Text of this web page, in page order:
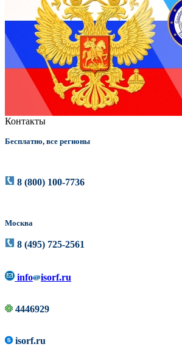
Контакты
Бесплатно, все регионы
8 (800) 100-7736
Москва
8 (495) 725-2561
info isorf.ru
4446929
isorf.ru